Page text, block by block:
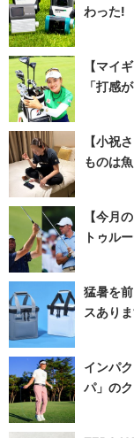
わった!
【マイ
「打感
【小祝
ものは
【今月
トゥル
猛暑を
スあり
インパ
パ」の